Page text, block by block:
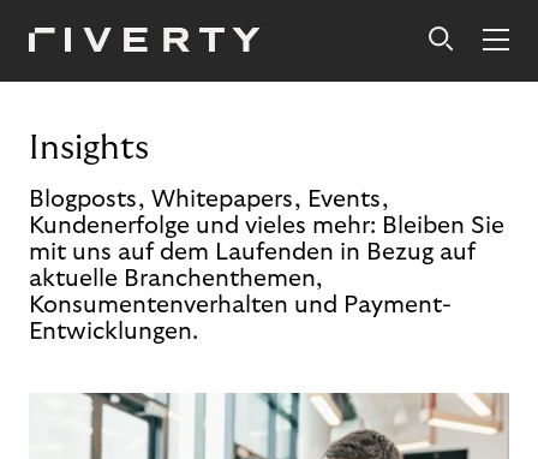
Insights
Blogposts, Whitepapers, Events,
Kundenerfolge und vieles mehr: Bleiben Sie
mit uns auf dem Laufenden in Bezug auf
aktuelle Branchenthemen,
Konsumentenverhalten und Payment-
Entwicklungen.